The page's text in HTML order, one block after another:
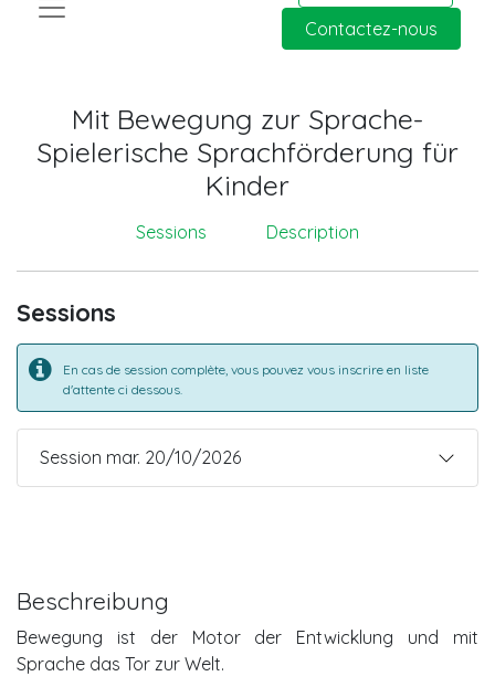
Contactez-nous
Mit Bewegung zur Sprache-
Spielerische Sprachförderung für
Kinder
Sessions Description
Sessions
En cas de session complète, vous pouvez vous inscrire en liste
d'attente ci dessous.
Session mar. 20/10/2026
Beschreibung
Bewegung ist der Motor der Entwicklung und mit
Sprache das Tor zur Welt.